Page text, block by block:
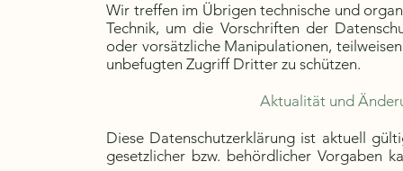
Wir treffen im Übrigen technische und
Technik, um die Vorschriften der
oder vorsätzliche Manipulationen,
unbefugten Zugriff Dritter zu schützen.
Aktualität und
Diese Datenschutzerklärung ist aktuell
gesetzlicher bzw. behördlicher Vorgaben